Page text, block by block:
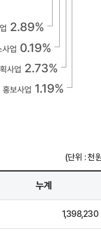
(단위 : 천
누계
1,398,230